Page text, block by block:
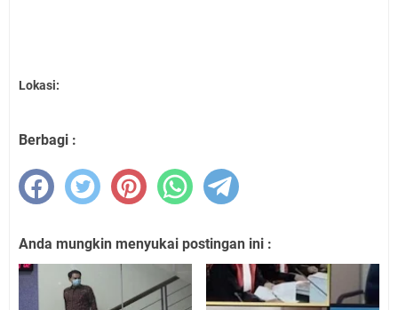
Lokasi:
Berbagi :
Anda mungkin menyukai postingan ini :